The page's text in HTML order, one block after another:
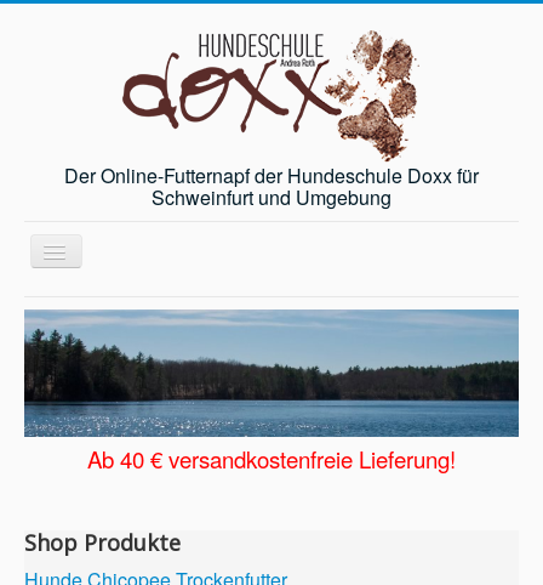
Der Online-Futternapf der Hundeschule Doxx für
Schweinfurt und Umgebung
Toggle
Navigation
Startseite
Angebot
Andrea Roth
Gästebuch
News
Ab 40 € versandkostenfreie Lieferung!
Shop Produkte